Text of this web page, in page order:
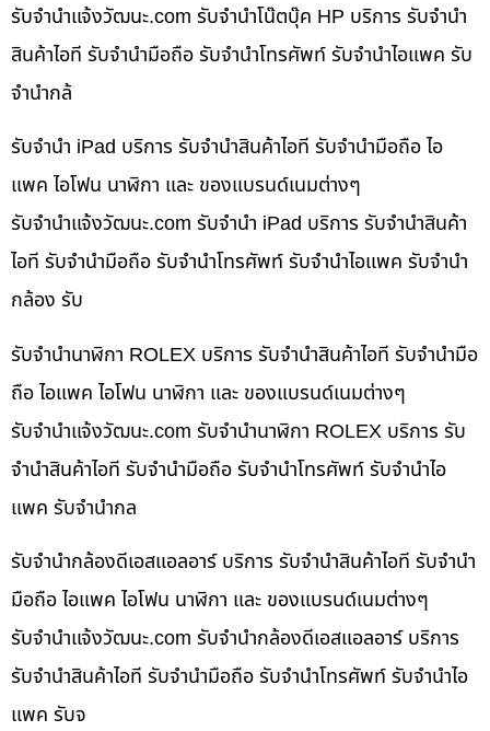
รับจํานําแจ้งวัฒนะ.com รับจำนำโน๊ตบุ๊ค HP บริการ รับจำนำ
สินค้าไอที รับจำนำมือถือ รับจำนำโทรศัพท์ รับจำนำไอแพค รับ
จำนำกล้
รับจำนำ iPad บริการ รับจำนำสินค้าไอที รับจำนำมือถือ ไอ
แพค ไอโฟน นาฬิกา และ ของแบรนด์เนมต่างๆ
รับจํานําแจ้งวัฒนะ.com รับจำนำ iPad บริการ รับจำนำสินค้า
ไอที รับจำนำมือถือ รับจำนำโทรศัพท์ รับจำนำไอแพค รับจำนำ
กล้อง รับ
รับจำนำนาฬิกา ROLEX บริการ รับจำนำสินค้าไอที รับจำนำมือ
ถือ ไอแพค ไอโฟน นาฬิกา และ ของแบรนด์เนมต่างๆ
รับจํานําแจ้งวัฒนะ.com รับจำนำนาฬิกา ROLEX บริการ รับ
จำนำสินค้าไอที รับจำนำมือถือ รับจำนำโทรศัพท์ รับจำนำไอ
แพค รับจำนำกล
รับจำนำกล้องดีเอสแอลอาร์ บริการ รับจำนำสินค้าไอที รับจำนำ
มือถือ ไอแพค ไอโฟน นาฬิกา และ ของแบรนด์เนมต่างๆ
รับจํานําแจ้งวัฒนะ.com รับจำนำกล้องดีเอสแอลอาร์ บริการ
รับจำนำสินค้าไอที รับจำนำมือถือ รับจำนำโทรศัพท์ รับจำนำไอ
แพค รับจ